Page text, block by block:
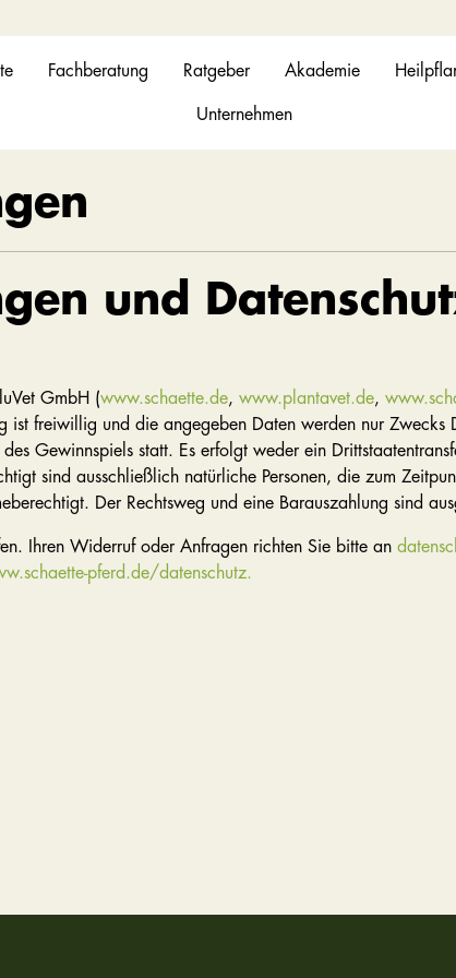
Fachberatung Ratgeber Akademie
Unternehmen
und
GmbH (www.schaette.de, www.plantavet.de,
freiwillig und die angegeben Daten werden nur Zwecks
Gewinnspiels statt. Es erfolgt weder ein
sind ausschließlich natürliche Personen, die zum
Der Rechtsweg und eine Barauszahlung sind
Ihren Widerruf oder Anfragen richten Sie bitte an
pferd.de/datenschutz.